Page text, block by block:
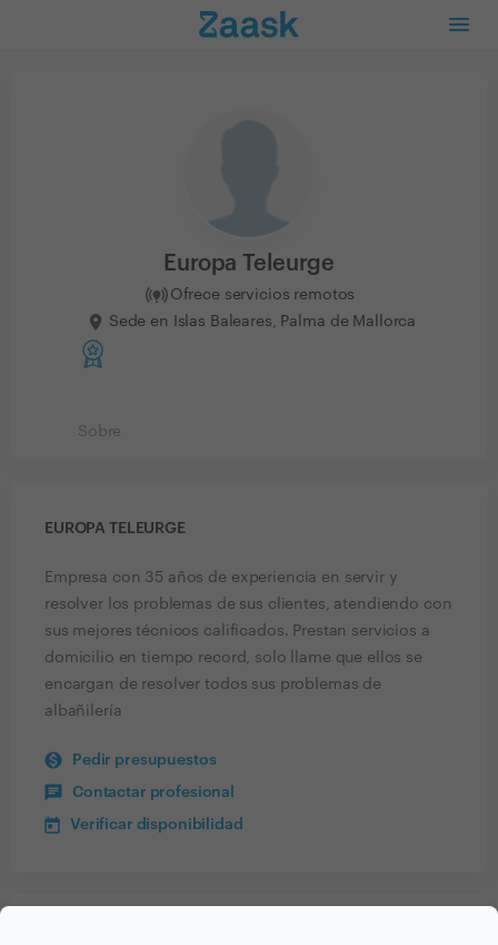
Europa Teleurge
Ofrece servicios remotos
Sede en Islas Baleares, Palma de Mallorca
Sobre
EUROPA TELEURGE
Empresa con 35 años de experiencia en servir y
resolver los problemas de sus clientes, atendiendo con
sus mejores técnicos calificados. Prestan servicios a
domicilio en tiempo record, solo llame que ellos se
encargan de resolver todos sus problemas de
albañilería
Pedir presupuestos
Contactar profesional
Verificar disponibilidad